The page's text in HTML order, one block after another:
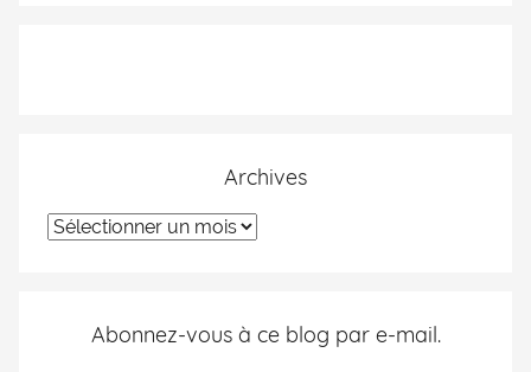
Archives
Abonnez-vous à ce blog par e-mail.